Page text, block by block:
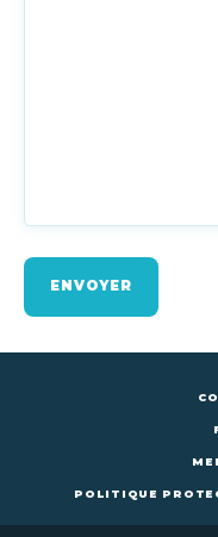
ENVOYER
POLITIQUE